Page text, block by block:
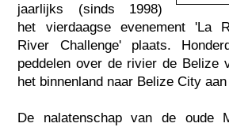
jaarlijks (sinds 1998)
het vierdaagse evenement 'La
River Challenge' plaats.
peddelen over de rivier de Belize
het binnenland naar Belize City
De nalatenschap van de oude